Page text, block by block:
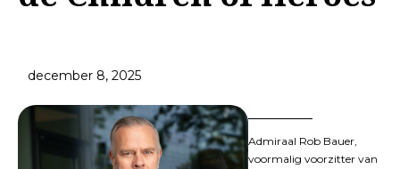
december 8, 2025
Admiraal Rob Bauer,
voormalig voorzitter van